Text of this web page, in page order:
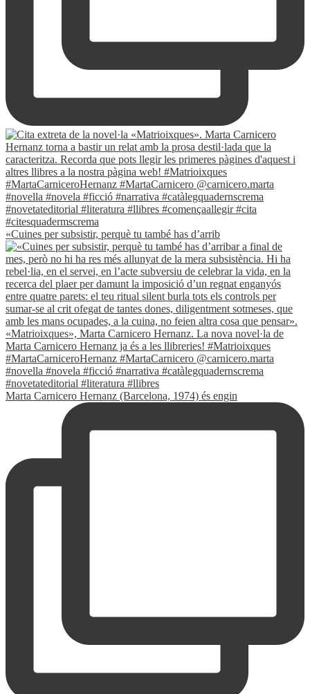
«Cuines per subsistir, perquè tu també has d’arrib
Marta Carnicero Hernanz (Barcelona, 1974) és engin